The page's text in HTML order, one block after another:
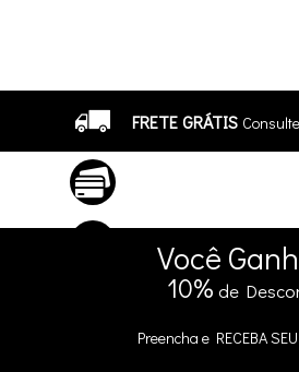
FRETE GRÁTIS
5% DE DESCONTO
Você
10% de
Preencha e RECEBA